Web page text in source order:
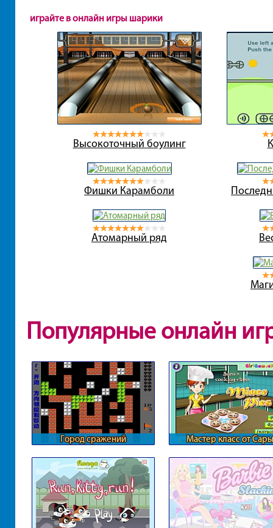
играйте в онлайн игры шарики
Высокоточный боулинг
Фишки Карамболи
Атомарный ряд
Популярные онлайн
Город сражений Мастер класс от Сары